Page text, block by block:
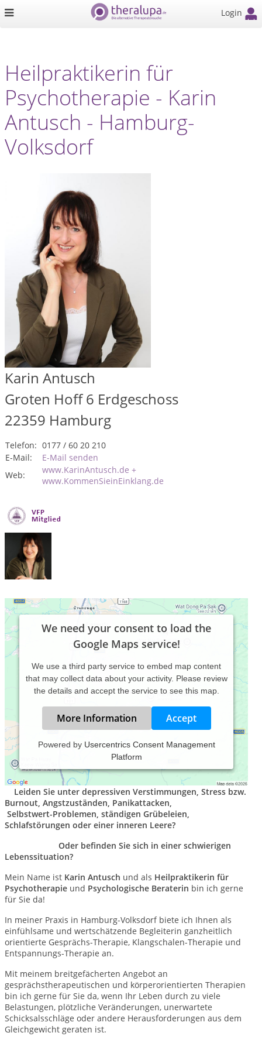
Login
Heilpraktikerin für
Psychotherapie - Karin
Antusch - Hamburg-
Volksdorf
Karin Antusch
Groten Hoff 6 Erdgeschoss
22359 Hamburg
Telefon: 0177 / 60 20 210
E-Mail:
E-Mail senden
Web:
www.KarinAntusch.de +
www.KommenSieinEinklang.de
We need your consent to load the
Google Maps service!
We use a third party service to embed map content
that may collect data about your activity. Please review
the details and accept the service to see this map.
More Information Accept
Powered by Usercentrics Consent Management
Platform
Fühlen Sie sich erschöpft, überfordert
oder antriebslos?
Leiden Sie unter depressiven Verstimmungen, Stress bzw.
Burnout, Angstzuständen, Panikattacken,
Selbstwert-Problemen, ständigen Grübeleien,
Schlafstörungen oder einer inneren Leere?
Oder befinden Sie sich in einer schwierigen
Lebenssituation?
Mein Name ist Karin Antusch und als Heilpraktikerin für
Psychotherapie und Psychologische Beraterin bin ich gerne
für Sie da!
In meiner Praxis in Hamburg-Volksdorf biete ich Ihnen als
einfühlsame und wertschätzende Begleiterin ganzheitlich
orientierte Gesprächs-Therapie, Klangschalen-Therapie und
Entspannungs-Therapie an.
Mit meinem breitgefächerten Angebot an
gesprächstherapeutischen und körperorientierten Therapien
bin ich gerne für Sie da, wenn Ihr Leben durch zu viele
Belastungen, plötzliche Veränderungen, unerwartete
Schicksalsschläge oder andere Herausforderungen aus dem
Gleichgewicht geraten ist.